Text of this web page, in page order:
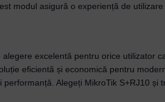
modul asigură o experiență de
excelentă pentru orice
eficientă și economică pentru
Alegeți MikroTik S+RJ10